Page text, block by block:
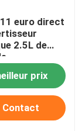
euro direct
2.5L de
3 4 5
prix
Contact